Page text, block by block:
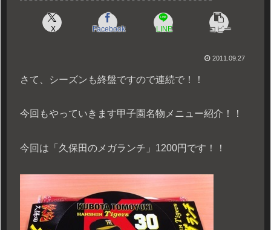
X Facebook LINE コピー
2011.09.27
さて、シーズンも終盤ですので連続で！！
今回もやっていきます甲子園名物メニュー紹介！！
今回は「久保田のメガランチ」1200円です！！